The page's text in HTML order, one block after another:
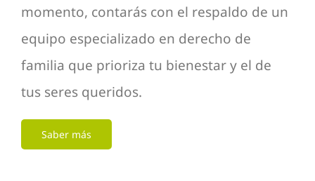
momento, contarás con el respaldo de un
equipo especializado en derecho de
familia que prioriza tu bienestar y el de
tus seres queridos.
Saber más